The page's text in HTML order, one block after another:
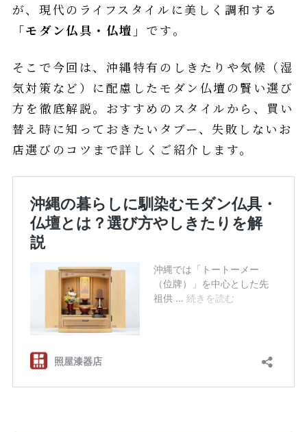
が、現代のライフスタイルに美しく調和する
「モダン仏具・仏壇」 です。
そこで今回は、沖縄特有のしきたりや気候（湿
気対策など）に配慮したモダン仏壇の賢い選び
方を徹底解説。おすすめのスタイルから、買い
替え時に知っておきたいタブー、失敗しないお
店選びのコツまで詳しくご紹介します。